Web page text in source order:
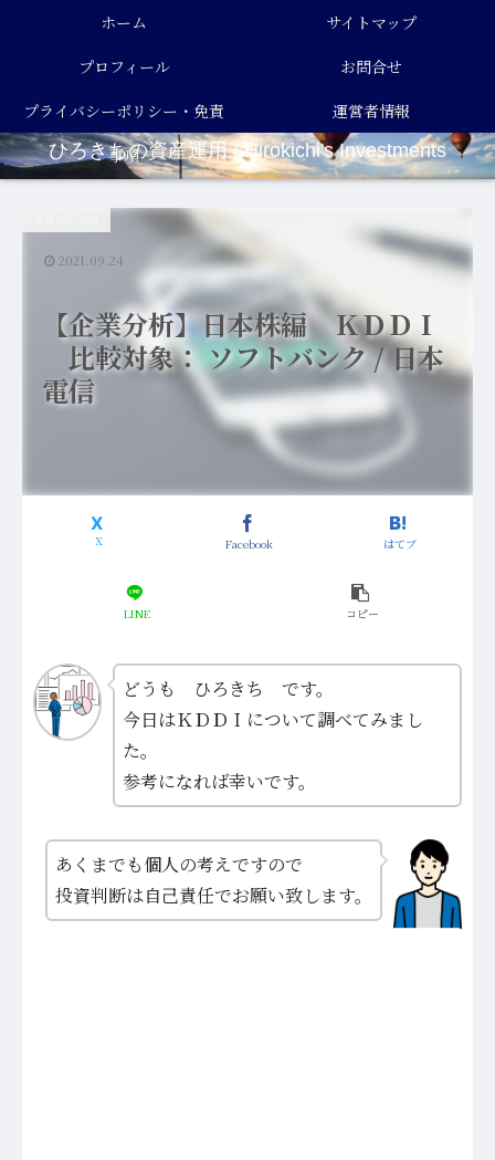
ひろきちの資産運用 / Hirokichi's Investments
ホーム
サイトマップ
プロフィール
お問合せ
プライバシーポリシー・免責
事項
運営者情報
【企業分析】日本株編 ＫＤＤＩ
比較対象： ソフトバンク / 日本
電信
Facebook はてブ
LINE コピー
2021.09.24
どうも ひろきち です。
今日はＫＤＤＩについて調べてみまし
た。
参考になれば幸いです。
あくまでも個人の考えですので
投資判断は自己責任でお願い致します。